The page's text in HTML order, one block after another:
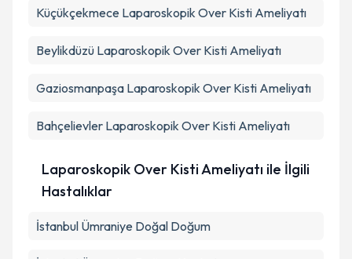
Küçükçekmece Laparoskopik Over Kisti Ameliyatı
Beylikdüzü Laparoskopik Over Kisti Ameliyatı
Gaziosmanpaşa Laparoskopik Over Kisti Ameliyatı
Bahçelievler Laparoskopik Over Kisti Ameliyatı
Laparoskopik Over Kisti Ameliyatı ile İlgili
Hastalıklar
İstanbul Ümraniye Doğal Doğum